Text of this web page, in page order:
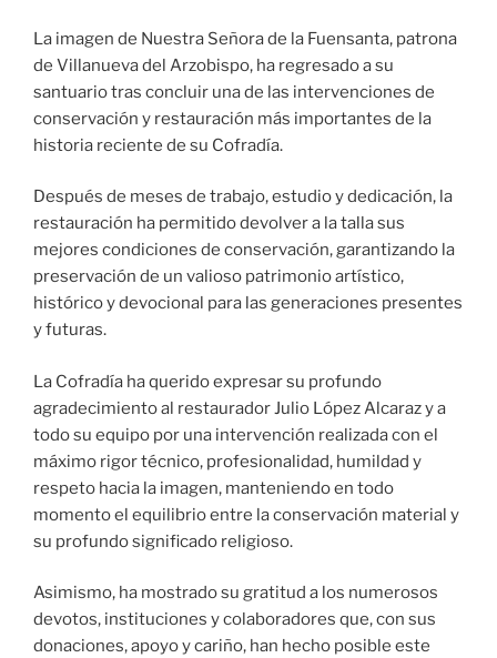
La imagen de Nuestra Señora de la Fuensanta, patrona
de Villanueva del Arzobispo, ha regresado a su
santuario tras concluir una de las intervenciones de
conservación y restauración más importantes de la
historia reciente de su Cofradía.
Después de meses de trabajo, estudio y dedicación, la
restauración ha permitido devolver a la talla sus
mejores condiciones de conservación, garantizando la
preservación de un valioso patrimonio artístico,
histórico y devocional para las generaciones presentes
y futuras.
La Cofradía ha querido expresar su profundo
agradecimiento al restaurador Julio López Alcaraz y a
todo su equipo por una intervención realizada con el
máximo rigor técnico, profesionalidad, humildad y
respeto hacia la imagen, manteniendo en todo
momento el equilibrio entre la conservación material y
su profundo significado religioso.
Asimismo, ha mostrado su gratitud a los numerosos
devotos, instituciones y colaboradores que, con sus
donaciones, apoyo y cariño, han hecho posible este